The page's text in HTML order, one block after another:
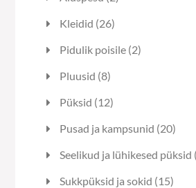
Kleidid 2626
Pidulik poisile 22
Pluusid 88
Püksid 1212
Pusad ja kampsunid 2020
Seelikud ja lühikesed püksid
Sukkpüksid ja sokid 1515